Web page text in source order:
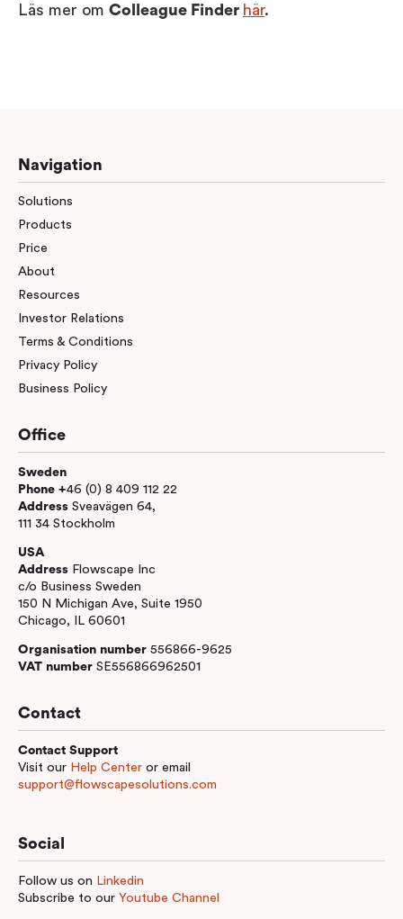
Läs mer om Colleague Finder här.
Navigation
Solutions
Products
Price
About
Resources
Investor Relations
Terms & Conditions
Privacy Policy
Business Policy
Office
Sweden
Phone +46 (0) 8 409 112 22
Address Sveavägen 64,
111 34 Stockholm
USA
Address Flowscape Inc
c/o Business Sweden
150 N Michigan Ave, Suite 1950
Chicago, IL 60601
Organisation number 556866-9625
VAT number SE556866962501
Contact
Contact Support
Visit our Help Center or email
support@flowscapesolutions.com
Social
Follow us on Linkedin
Subscribe to our Youtube Channel